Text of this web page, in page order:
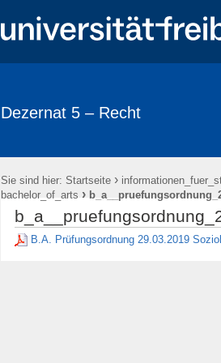
Dezernat 5 – Recht
Sie sind hier: Startseite ›
bachelor_of_arts ›
B.A. Prüfungsordnung 29.03.2019